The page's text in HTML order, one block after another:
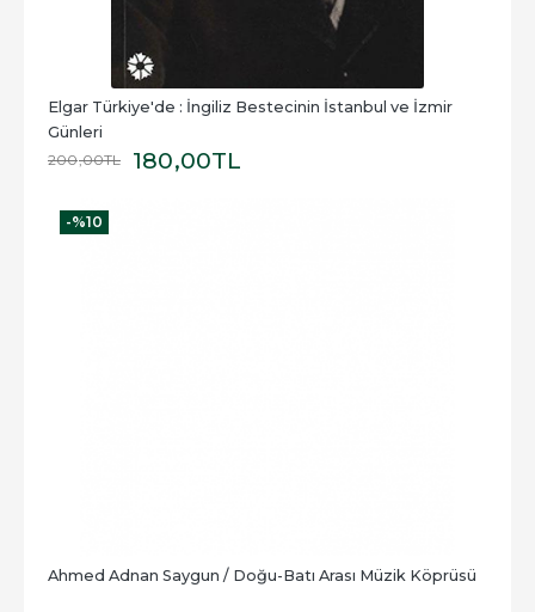
Elgar Türkiye'de : İngiliz Bestecinin İstanbul ve İzmir
Günleri
200,00TL 180,00TL
-%10
Ahmed Adnan Saygun / Doğu-Batı Arası Müzik Köprüsü